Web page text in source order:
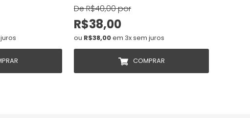
De R$40,00 por
R$38,00
ou R$38,00em 3x sem juros
COMPRAR